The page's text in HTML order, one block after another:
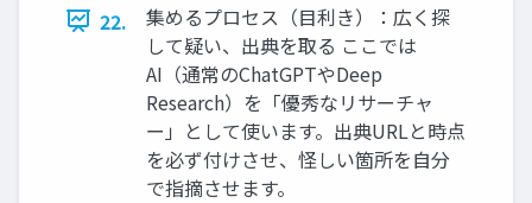
22.
集めるプロセス（目利き）：広く探
して疑い、出典を取る ここでは
AI（通常のChatGPTやDeep
Research）を「優秀なリサーチャ
ー」として使います。出典URLと時点
を必ず付けさせ、怪しい箇所を自分
で指摘させます。